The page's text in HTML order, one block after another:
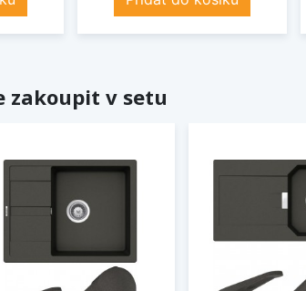
zakoupit v setu